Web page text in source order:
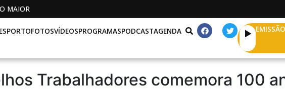
MAIOR
FOTOSVÍDEOSPROGRAMASPODCASTAGENDA
Trabalhadores comemora 100